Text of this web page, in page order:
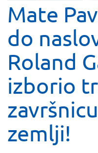
Mate
do
Roland
izborio
zemlji!